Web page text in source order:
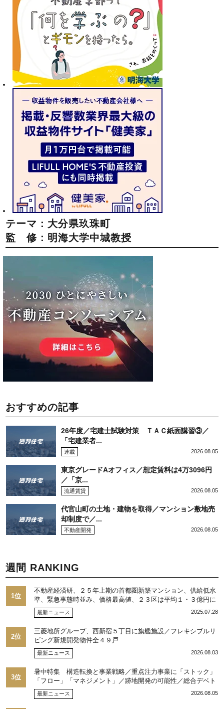
テーマ：大分県玖珠町
監 修：明海大学中城教授
おすすめの記事
26年度／宅建士試験対策 ＴＡＣ紙面講習③／
「宅建業者...
連載 2026.08.05
東京グレードAオフィス／想定賃料は4万3096円
／「京...
流通賃貸 2026.08.05
代官山町の土地・建物を取得／マンション敷地売
却制度で／...
不動産開発 2026.08.05
週間 RANKING
1位
不動産経済研、２５年上期の首都圏新築マンション、供給低水
準、緊急事態時並み、価格最高値、２３区は平均１・３億円に
最新ニュース 2025.07.28
2位
三菱地所グループ、西新宿５丁目に旗艦施設／フレキシブルリ
ビング新規開発物件全４９戸
最新ニュース 2026.08.03
3位
暑中特集 構造転換と事業戦略／重点注力事業に「ストック」
「フロー」「マネジメント」／跡地開発の可能性／総合デベト
ップ10目標に／自社ブランド構築へ体制整備／日本郵政不動産
／池田 明社長に聞く
最新ニュース 2026.08.05